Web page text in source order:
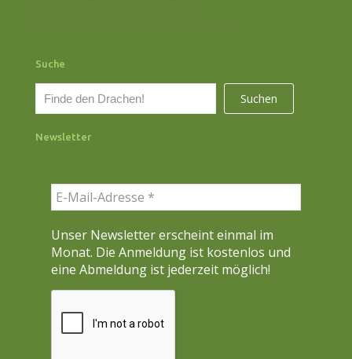
Suche
h
Suchen
Newsletter
Unser Newsletter erscheint einmal im
Monat. Die Anmeldung ist kostenlos und
eine Abmeldung ist jederzeit möglich!